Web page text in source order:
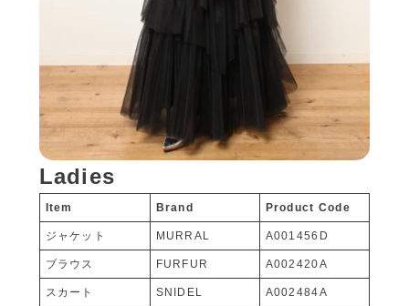
Ladies
Item Brand Product Code
ジャケット MURRAL A001456D
ブラウス FURFUR A002420A
スカート SNIDEL A002484A